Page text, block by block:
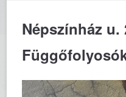
Népszínház u.